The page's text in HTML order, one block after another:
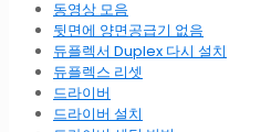
동영상 모음
뒷면에 양면공급기 없음
듀플렉서 Duplex 다시 설치
듀플렉스 리셋
드라이버
드라이버 설치